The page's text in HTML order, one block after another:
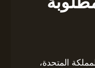
المتحدة،